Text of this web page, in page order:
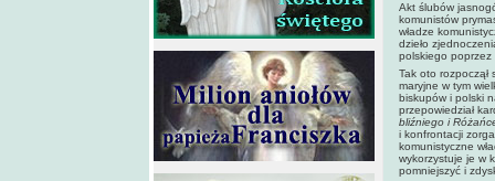
Akt ślubów
komunistów
władze
dzieło
polskiego poprzez
Tak oto
maryjne w tym
biskupów i polski
przepowiedział
bliźniego i
i konfrontacji
komunistyczne
wykorzystuje je w
pomniejszyć i